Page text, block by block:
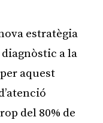
estratègia
a la
aquest
del 80% de